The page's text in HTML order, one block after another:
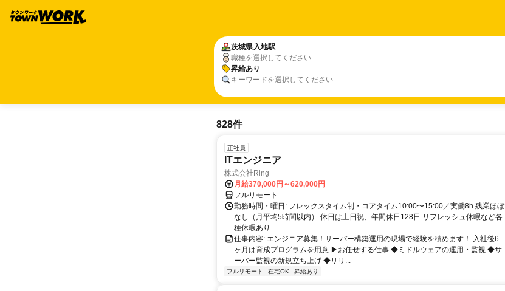
茨城県入地駅
職種を選択してください
昇給あり
キーワードを選択してください
828件
正社員
ITエンジニア
株式会社Ring
月給370,000円～620,000円
フルリモート
勤務時間・曜日: フレックスタイム制・コアタイム10:00〜15:00／実働8h 残業ほぼ
なし（月平均5時間以内） 休日は土日祝、年間休日128日 リフレッシュ休暇など各
種休暇あり
仕事内容: エンジニア募集！サーバー構築運用の現場で経験を積めます！ 入社後6
ヶ月は育成プログラムを用意 ▶お任せする仕事 ◆ミドルウェアの運用・監視 ◆サ
ーバー監視の新規立ち上げ ◆リリ...
フルリモート 在宅OK 昇給あり